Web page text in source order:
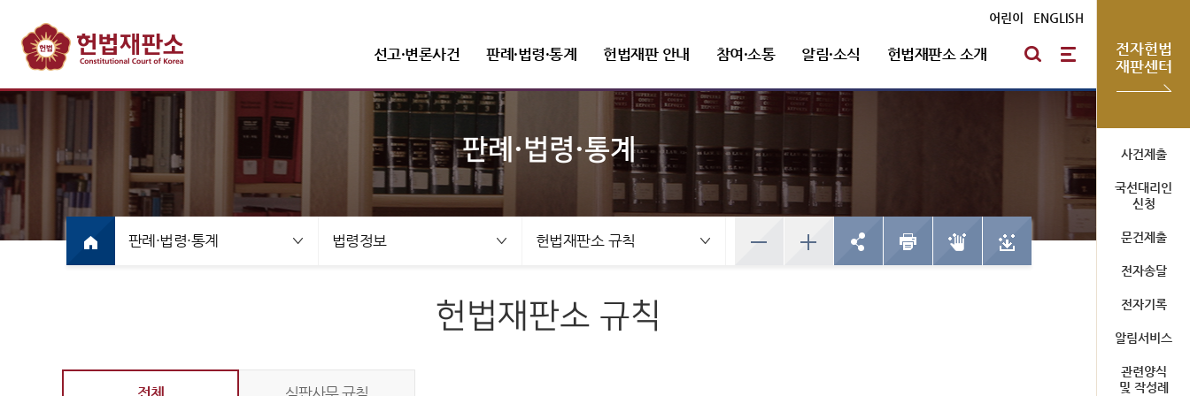
선고·변론사건
선고사건
선고목록 및 결정문
만화로 보는 결정
선고동영상
변론사건
변론일정
변론목록
변론동영상
방청신청
예약하기
확인/취소
판례·법령·통계
판례정보
공보판례
분야별 주요판례
판례검색
발간자료
헌법재판실무제요
주요 연속간행물
기타 발간자료
헌법재판통계
한눈에 보는 헌법재판
사건통계
법령정보 입법예고
헌법재판 안내
헌법재판 개관 헌법재판소 권한
헌법소원심판
위헌법률심판
심판절차 일반
참여·소통
FAQ(자주 묻는 질문) 질문과 답변 자유게시판
예산낭비신고 정보공개
사전정보 공개
세입·세출 예산 운용현황
정보공개 청구
Open API
심판기록복사
심판확정기록 복사신청
신청확인
알림·소식
새소식 보도자료 포토뉴스
뉴스레터 공직자윤리위원회
취업이력공시
채용안내
헌법재판소 소개
헌법재판소장
인사말
프로필
조직 및 직원
재판관
사무처ㆍ차장
연혁
상징소개 홍보자료
어린이 ENGLISH
선고·변론사건 선고사건
선고목록 및 결정문
변론사건
변론일정
방청신청
예약하기
확인/취소
판례·법령·통계
판례·법령·통계 법령정보 헌법재판소 규칙
헌법재판소 규칙
전체 심판사무 규칙
전자헌법
재판센터
사건제출
국선대리인
신청
문건제출
전자송달
전자기록
알림서비스
관련양식
및 작성례